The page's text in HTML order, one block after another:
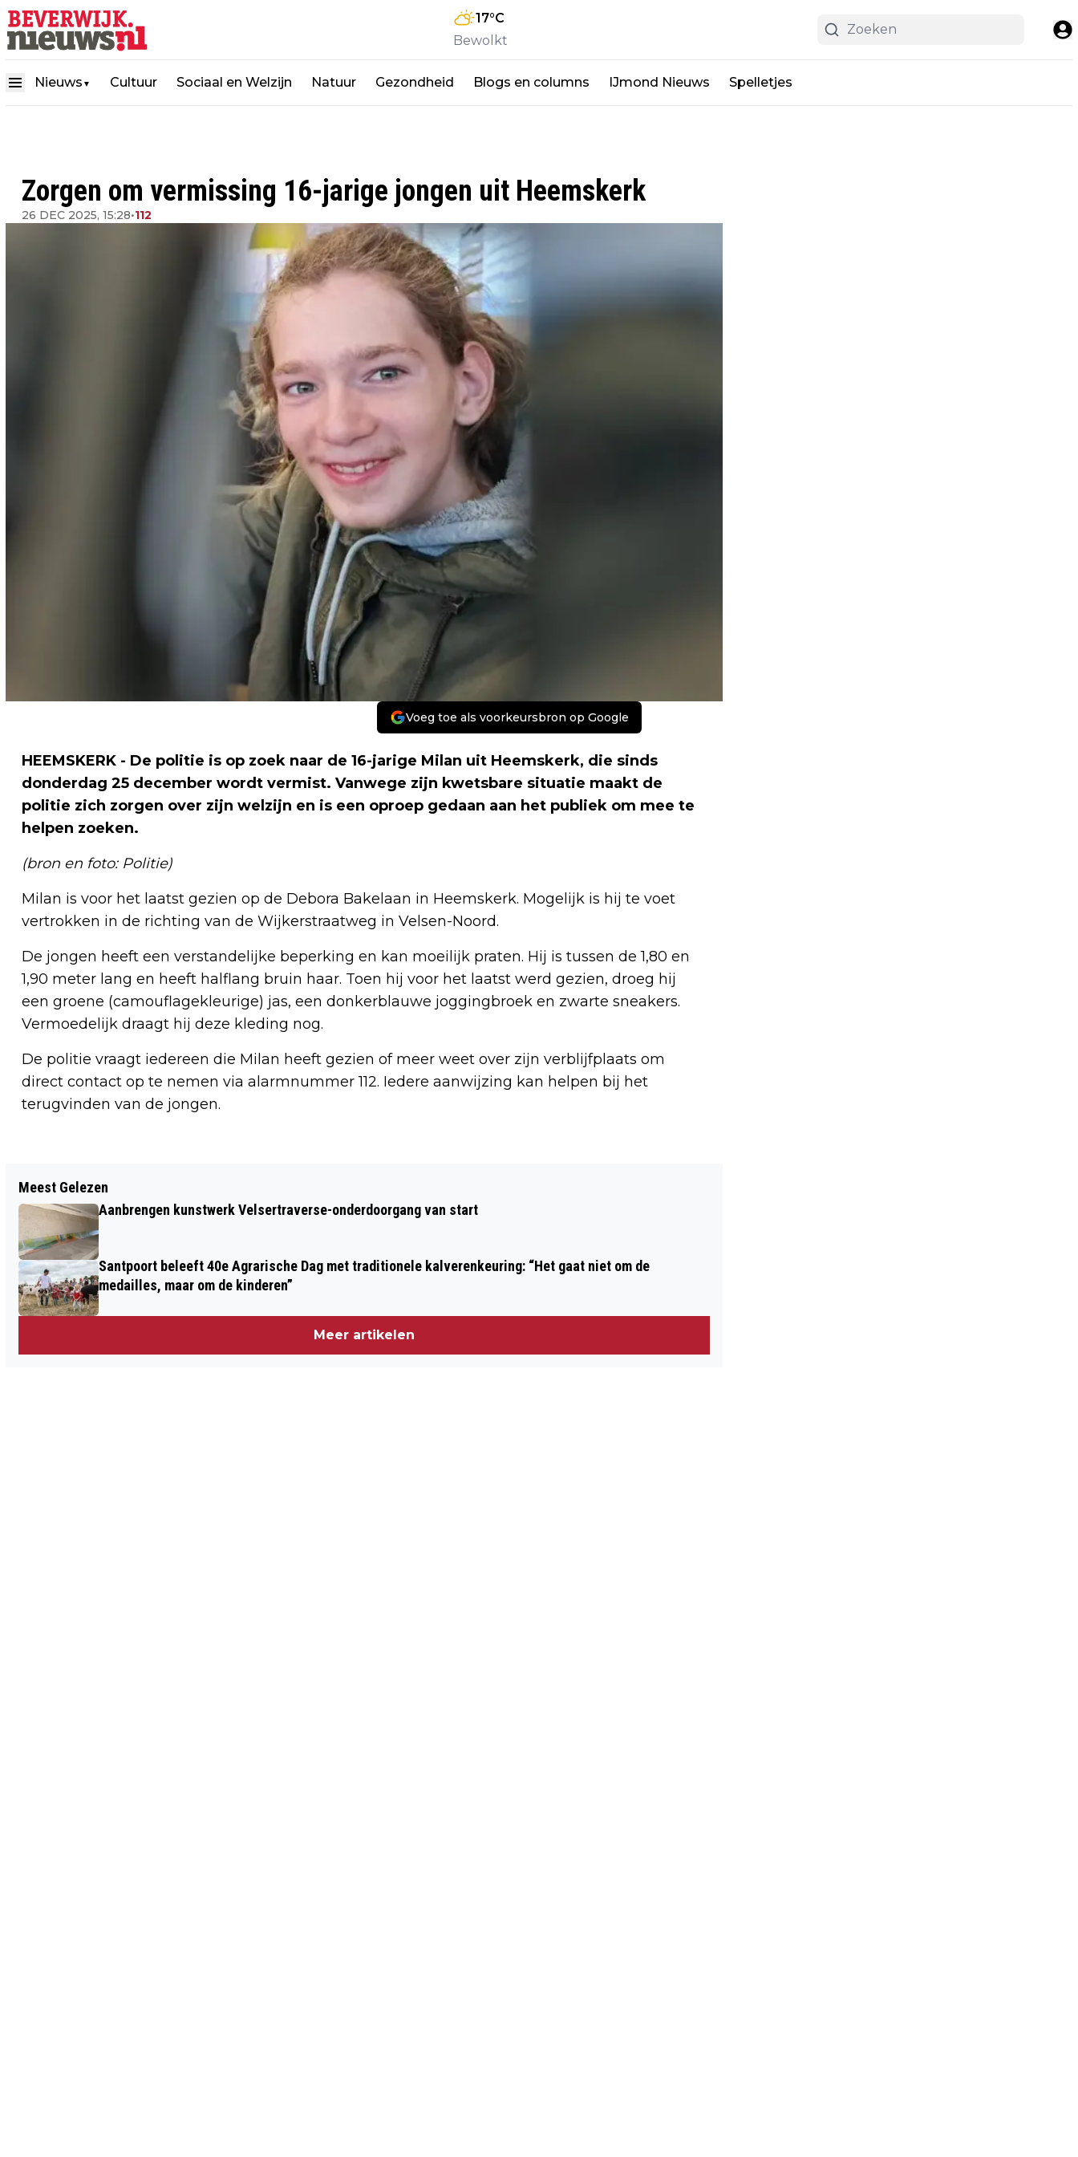
17°C
Bewolkt
Nieuws ▼ Cultuur Sociaal en Welzijn Natuur Gezondheid Blogs en columns IJmond Nieuws Spelletjes
Zorgen om vermissing 16-jarige jongen uit Heemskerk
26 DEC 2025, 15:28•112
Voeg toe als voorkeursbron op Google
HEEMSKERK - De politie is op zoek naar de 16-jarige Milan uit Heemskerk, die sinds
donderdag 25 december wordt vermist. Vanwege zijn kwetsbare situatie maakt de
politie zich zorgen over zijn welzijn en is een oproep gedaan aan het publiek om mee te
helpen zoeken.
(bron en foto: Politie)
Milan is voor het laatst gezien op de Debora Bakelaan in Heemskerk. Mogelijk is hij te voet
vertrokken in de richting van de Wijkerstraatweg in Velsen-Noord.
De jongen heeft een verstandelijke beperking en kan moeilijk praten. Hij is tussen de 1,80 en
1,90 meter lang en heeft halflang bruin haar. Toen hij voor het laatst werd gezien, droeg hij
een groene (camouflagekleurige) jas, een donkerblauwe joggingbroek en zwarte sneakers.
Vermoedelijk draagt hij deze kleding nog.
De politie vraagt iedereen die Milan heeft gezien of meer weet over zijn verblijfplaats om
direct contact op te nemen via alarmnummer 112. Iedere aanwijzing kan helpen bij het
terugvinden van de jongen.
SPORTKAMPIOENEN GEZOCHT VOOR
BEVERWIJKS SPORTGALA 2026
MILAN UIT HEEMSKERK NOG ZONDER
Meest Gelezen
Aanbrengen kunstwerk Velsertraverse-onderdoorgang van start
Santpoort beleeft 40e Agrarische Dag met traditionele kalverenkeuring: “Het gaat niet om de
medailles, maar om de kinderen”
Meer artikelen